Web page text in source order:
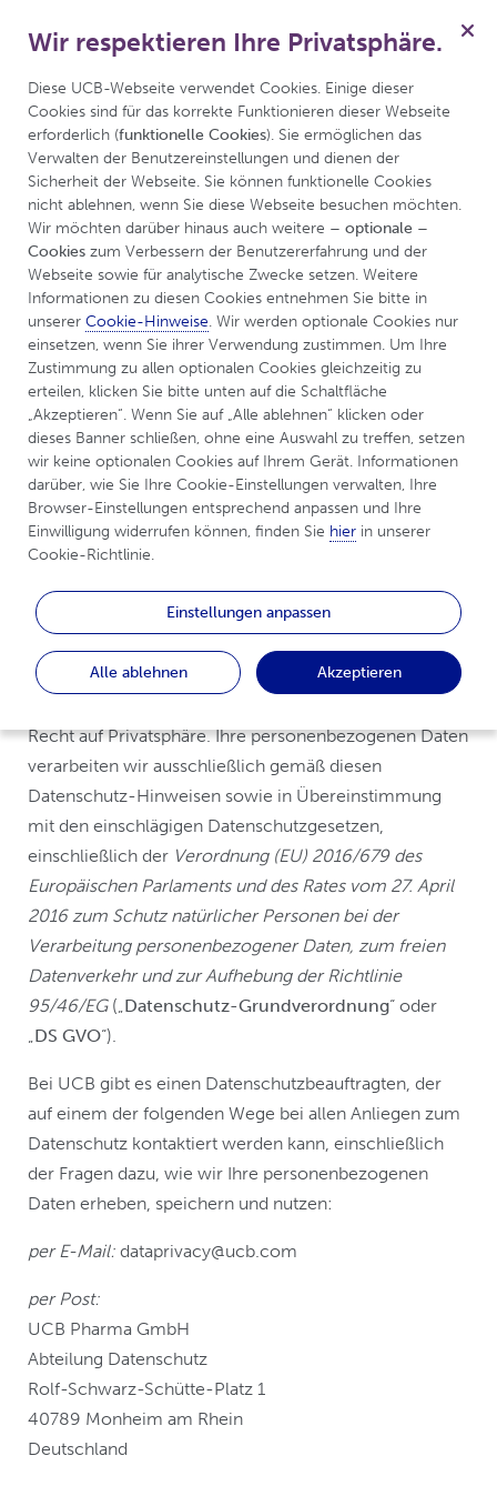
für Epilepsie
Menü
UCBCares Datenschutz-Hinweise
Datenschutz-Hinweise
WER WIR SIND UND WIE SIE
UNS ERREICHEN KÖNNEN
„UCB“oder „wir“bezeichnet die UCB Pharma GmbH
mit Sitz in der Rolf-Schwarz-Schütte-Platz 1, 40789
Monheim am Rhein, Deutschland.
AlsVerantwortlicher
Person, die darüber entscheidet, warum und wie
Daten, die Sie betreffen („personenbezogene Daten
im Zusammenhang mit der Webseite
„UCBCares.de/patienten/epilepsie“ („Website“)
Recht auf Privatsphäre. Ihre personenbezogenen Daten
verarbeiten wir ausschließlich gemäß diesen
Datenschutz-Hinweisen sowie in Übereinstimmung
mit den einschlägigen Datenschutzgesetzen,
einschließlich der Verordnung (EU) 2016/679 des
Europäischen Parlaments und des Rates vom 27. April
2016 zum Schutz natürlicher Personen bei der
Verarbeitung personenbezogener Daten, zum freien
Datenverkehr und zur Aufhebung der Richtlinie
95/46/EG(„Datenschutz-Grundverordnung“ oder
„DS GVO“).
Bei UCB gibt es einen Datenschutzbeauftragten, der
auf einem der folgenden Wege bei allen Anliegen zum
Datenschutz kontaktiert werden kann, einschließlich
der Fragen dazu, wie wir Ihre personenbezogenen
Daten erheben, speichern und nutzen:
per E-Mail: dataprivacy@ucb.com
per Post:
UCB Pharma GmbH
Abteilung Datenschutz
Rolf-Schwarz-Schütte-Platz 1
40789 Monheim am Rhein
Deutschland
Wir respektieren Ihre Privatsphäre.
Diese UCB-Webseite verwendet Cookies. Einige dieser
Cookies sind für das korrekte Funktionieren dieser Webseite
erforderlich (funktionelle Cookies). Sie ermöglichen das
Verwalten der Benutzereinstellungen und dienen der
Sicherheit der Webseite. Sie können funktionelle Cookies
nicht ablehnen, wenn Sie diese Webseite besuchen möchten.
Wir möchten darüber hinaus auch weitere – optionale –
Cookies zum Verbessern der Benutzererfahrung und der
Webseite sowie für analytische Zwecke setzen. Weitere
Informationen zu diesen Cookies entnehmen Sie bitte in
unserer Cookie-Hinweise. Wir werden optionale Cookies nur
einsetzen, wenn Sie ihrer Verwendung zustimmen. Um Ihre
Zustimmung zu allen optionalen Cookies gleichzeitig zu
erteilen, klicken Sie bitte unten auf die Schaltfläche
„Akzeptieren“. Wenn Sie auf „Alle ablehnen“ klicken oder
dieses Banner schließen, ohne eine Auswahl zu treffen, setzen
wir keine optionalen Cookies auf Ihrem Gerät. Informationen
darüber, wie Sie Ihre Cookie-Einstellungen verwalten, Ihre
Browser-Einstellungen entsprechend anpassen und Ihre
Einwilligung widerrufen können, finden Sie hier in unserer
Cookie-Richtlinie.
Alle ablehnen
Einstellungen anpassen
Akzeptieren